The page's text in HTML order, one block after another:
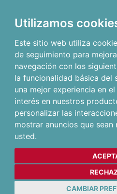
Utilizamos
Este sitio web utiliza
de seguimiento para
navegación con los
la funcionalidad básica del
una mejor experiencia en
interés en nuestros
personalizar las
mostrar anuncios que sean
usted.
CAMBIAR